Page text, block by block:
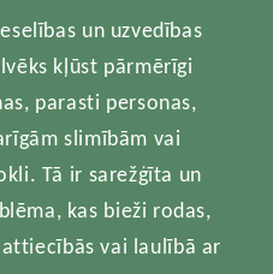
un uzvedības
kļūst pārmērīgi
parasti personas,
slimībām vai
Tā ir sarežģīta un
kas bieži rodas,
vai laulībā ar